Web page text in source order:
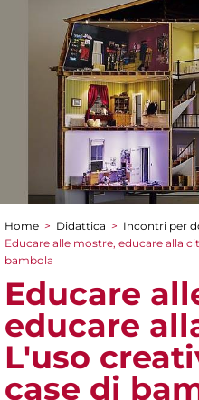
Tu sei qui
Home > Didattica > Incontri per
Educare alle mostre, educare alla
bambola
Educare
educare
L'uso
case di